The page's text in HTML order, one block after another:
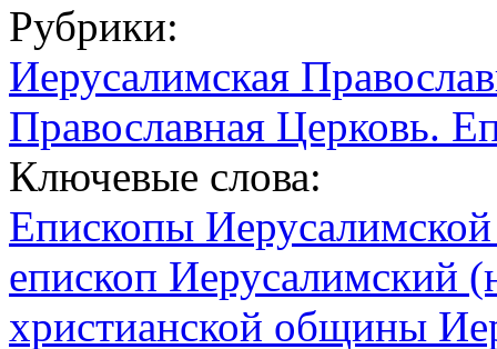
Рубрики:
Иерусалимская
Православная Церковь.
Ключевые слова:
Епископы
епископ Иерусалимский
христианской общины